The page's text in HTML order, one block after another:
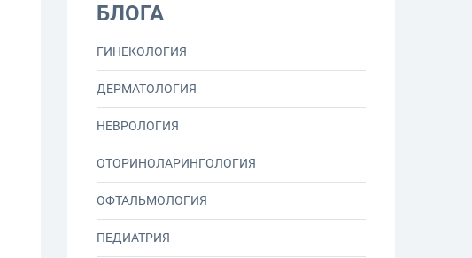
БЛОГА
ГИНЕКОЛОГИЯ
ДЕРМАТОЛОГИЯ
НЕВРОЛОГИЯ
ОТОРИНОЛАРИНГОЛОГИЯ
ОФТАЛЬМОЛОГИЯ
ПЕДИАТРИЯ